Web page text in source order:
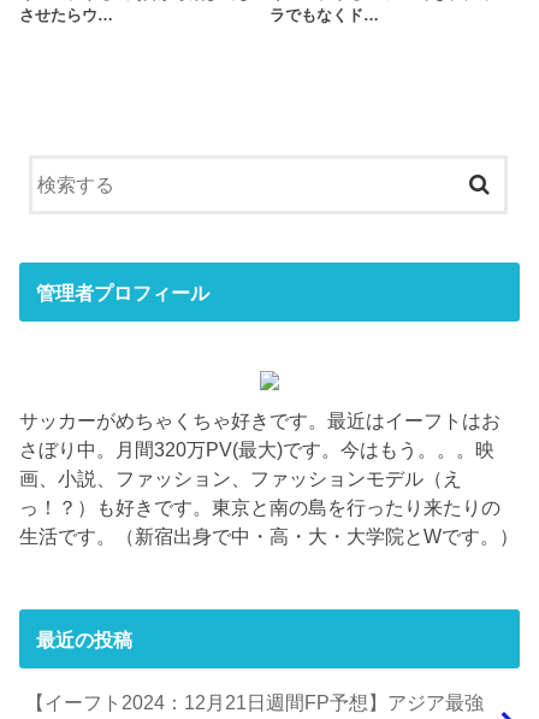
させたらウ…
ラでもなくド…
管理者プロフィール
サッカーがめちゃくちゃ好きです。最近はイーフトはお
さぼり中。月間320万PV(最大)です。今はもう。。。映
画、小説、ファッション、ファッションモデル（え
っ！？）も好きです。東京と南の島を行ったり来たりの
生活です。（新宿出身で中・高・大・大学院とWです。）
最近の投稿
【イーフト2024：12月21日週間FP予想】アジア最強